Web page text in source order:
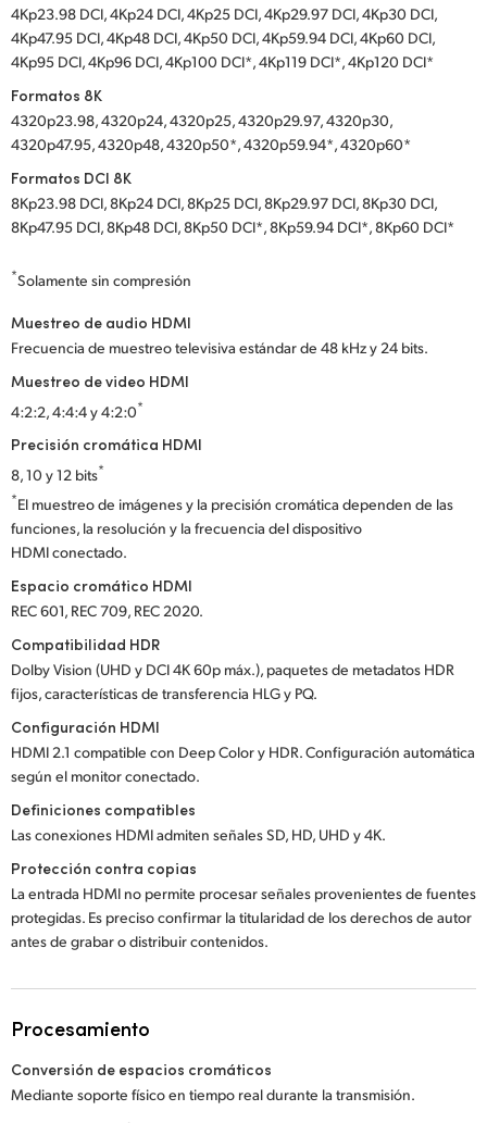
4Kp23.98 DCI, 4Kp24 DCI, 4Kp25 DCI, 4Kp29.97 DCI, 4Kp30 DCI,
4Kp47.95 DCI, 4Kp48 DCI, 4Kp50 DCI, 4Kp59.94 DCI, 4Kp60 DCI,
4Kp95 DCI, 4Kp96 DCI, 4Kp100 DCI*, 4Kp119 DCI*, 4Kp120 DCI*
Formatos 8K
4320p23.98, 4320p24, 4320p25, 4320p29.97, 4320p30,
4320p47.95, 4320p48, 4320p50*, 4320p59.94*, 4320p60*
Formatos DCI 8K
8Kp23.98 DCI, 8Kp24 DCI, 8Kp25 DCI, 8Kp29.97 DCI, 8Kp30 DCI,
8Kp47.95 DCI, 8Kp48 DCI, 8Kp50 DCI*, 8Kp59.94 DCI*, 8Kp60 DCI*
*Solamente sin compresión
Muestreo de audio HDMI
Frecuencia de muestreo televisiva estándar de 48 kHz y 24 bits.
Muestreo de video HDMI
4:2:2, 4:4:4 y 4:2:0*
Precisión cromática HDMI
8, 10 y 12 bits*
*El muestreo de imágenes y la precisión cromática dependen de las
funciones, la resolución y la frecuencia del dispositivo
HDMI conectado.
Espacio cromático HDMI
REC 601, REC 709, REC 2020.
Compatibilidad HDR
Dolby Vision (UHD y DCI 4K 60p máx.), paquetes de metadatos HDR
fijos, características de transferencia HLG y PQ.
Configuración HDMI
HDMI 2.1 compatible con Deep Color y HDR. Configuración automática
según el monitor conectado.
Definiciones compatibles
Las conexiones HDMI admiten señales SD, HD, UHD y 4K.
Protección contra copias
La entrada HDMI no permite procesar señales provenientes de fuentes
protegidas. Es preciso confirmar la titularidad de los derechos de autor
antes de grabar o distribuir contenidos.
Procesamiento
Conversión de espacios cromáticos
Mediante soporte físico en tiempo real durante la transmisión.